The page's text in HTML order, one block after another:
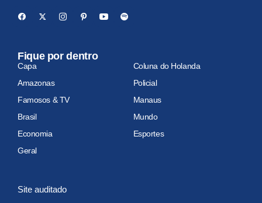
Fique por dentro
Capa
Coluna do Holanda
Amazonas
Policial
Famosos & TV
Manaus
Brasil
Mundo
Economia
Esportes
Geral
Site auditado